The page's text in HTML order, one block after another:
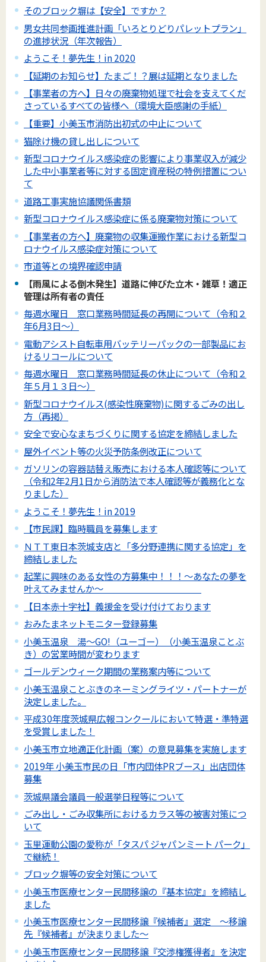
そのブロック塀は【安全】ですか？
男女共同参画推進計画「いろとりどりパレットプラン」
の進捗状況（年次報告）
ようこそ！夢先生！in 2020
【延期のお知らせ】たまご！？展は延期となりました
【事業者の方へ】日々の廃棄物処理で社会を支えてくだ
さっているすべての皆様へ（環境大臣感謝の手紙）
【重要】小美玉市消防出初式の中止について
猫除け機の貸し出しについて
新型コロナウイルス感染症の影響により事業収入が減少
した中小事業者等に対する固定資産税の特例措置につい
て
道路工事実施協議関係書類
新型コロナウイルス感染症に係る廃棄物対策について
【事業者の方へ】廃棄物の収集運搬作業における新型コ
ロナウイルス感染症対策について
市道等との境界確認申請
【雨風による倒木発生】道路に伸びた立木・雑草！適正
管理は所有者の責任
毎週水曜日 窓口業務時間延長の再開について（令和２
年6月3日～）
電動アシスト自転車用バッテリーパックの一部製品にお
けるリコールについて
毎週水曜日 窓口業務時間延長の休止について（令和２
年５月１３日～）
新型コロナウイルス(感染性廃棄物)に関するごみの出し
方（再掲）
安全で安心なまちづくりに関する協定を締結しました
屋外イベント等の火災予防条例改正について
ガソリンの容器詰替え販売における本人確認等について
（令和2年2月1日から消防法で本人確認等が義務化とな
りました）
ようこそ！夢先生！in 2019
【市民課】臨時職員を募集します
ＮＴＴ東日本茨城支店と「多分野連携に関する協定」を
締結しました
起業に興味のある女性の方募集中！！！～あなたの夢を
叶えてみませんか～
【日本赤十字社】義援金を受け付けております
おみたまネットモニター登録募集
小美玉温泉 湯～GO!（ユーゴー）（小美玉温泉ことぶ
き）の営業時間が変わります
ゴールデンウィーク期間の業務案内等について
小美玉温泉ことぶきのネーミングライツ・パートナーが
決定しました。
平成30年度茨城県広報コンクールにおいて特選・準特選
を受賞しました！
小美玉市立地適正化計画（案）の意見募集を実施します
2019年 小美玉市民の日「市内団体PRブース」出店団体
募集
茨城県議会議員一般選挙日程等について
ごみ出し・ごみ収集所におけるカラス等の被害対策につ
いて
玉里運動公園の愛称が「タスパ ジャパンミート パーク」
で継続！
ブロック塀等の安全対策について
小美玉市医療センター民間移譲の『基本協定』を締結し
ました
小美玉市医療センター民間移譲『候補者』選定 ～移譲
先『候補者』が決まりました～
小美玉市医療センター民間移譲『交渉権獲得者』を決定